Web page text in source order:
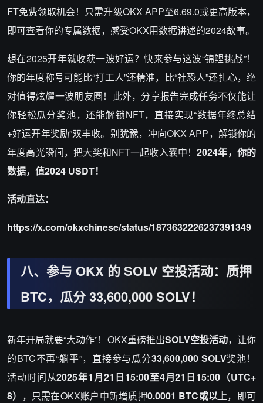
FT免费领取机会！只需升级OKX APP至6.69.0或更高版本，
即可查看你的专属数据，感受OKX用数据讲述的2024故事。
想在2025开年就收获一波好运？快来参与这波“锦鲤挑战”！
你的年度称号可能比“打工人”还精准，比“社恐人”还扎心，绝
对值得炫耀一波朋友圈！此外，分享报告完成任务不仅能让
你轻松瓜分奖池，还能解锁NFT，直接实现“数据年终总结
+好运开年奖励”双丰收。别犹豫，冲向OKX APP，解锁你的
年度高光瞬间，把大奖和NFT一起收入囊中！2024年，你的
数据，值2024 USDT！
活动直达：
https://x.com/okxchinese/status/1873632226237391349
八、参与 OKX 的 SOLV 空投活动：质押
BTC，瓜分 33,600,000 SOLV！
新年开局就要“大动作”！OKX重磅推出SOLV空投活动，让你
的BTC不再“躺平”，直接参与瓜分33,600,000 SOLV奖池！
活动时间从2025年1月21日15:00至4月21日15:00（UTC+
8） ，只需在OKX账户中新增质押0.0001 BTC或以上，即可